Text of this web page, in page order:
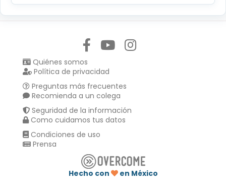
Quiénes somos
Política de privacidad
Preguntas más frecuentes
Recomienda a un colega
Seguridad de la información
Como cuidamos tus datos
Condiciones de uso
Prensa
Hecho con
en México